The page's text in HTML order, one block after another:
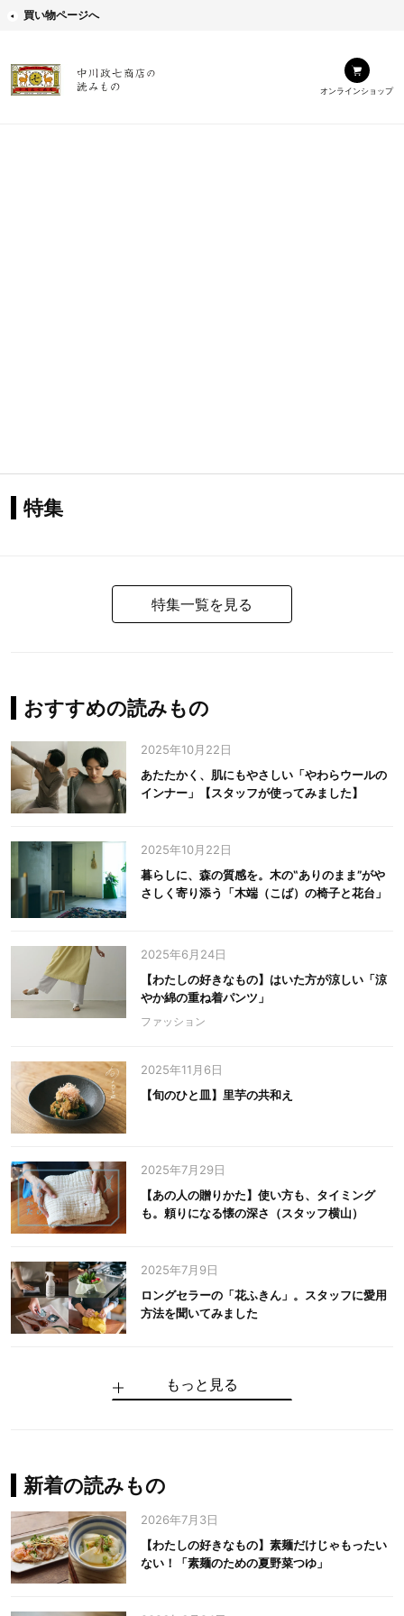
買い物ページへ
オンラインショップ
特集
特集一覧を見る
おすすめの読みもの
2025年10月22日
あたたかく、肌にもやさしい「やわらウールの
インナー」【スタッフが使ってみました】
2025年10月22日
暮らしに、森の質感を。木の‟ありのまま”がや
さしく寄り添う「木端（こば）の椅子と花台」
2025年6月24日
【わたしの好きなもの】はいた方が涼しい「涼
やか綿の重ね着パンツ」
ファッション
2025年11月6日
【旬のひと皿】里芋の共和え
2025年7月29日
【あの人の贈りかた】使い方も、タイミング
も。頼りになる懐の深さ（スタッフ横山）
2025年7月9日
ロングセラーの「花ふきん」。スタッフに愛用
方法を聞いてみました
手仕事だからできる“いいもの”を作り続ける。
麻の老舗が届けたい、麻の魅力をのせた衣「中
中川政七商店の謎を解く、6つの問いと1つの答
100年先の日本に工芸があるように。中川政七
中川政七商店スタッフが綴る「今日も、土鍋ま
【わたしの好きなもの】素麺だけじゃもったい
もっと見る
新着の読みもの
2026年7月3日
【わたしの好きなもの】素麺だけじゃもったい
ない！「素麺のための夏野菜つゆ」